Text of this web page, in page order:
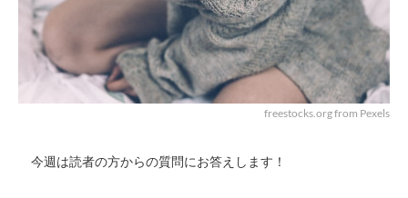
freestocks.org from Pexels
今週は読者の方からの質問にお答えします！